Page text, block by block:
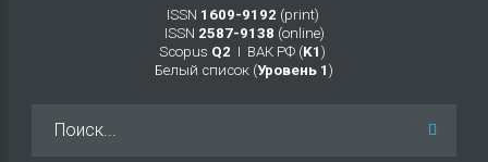
ISSN 1609-9192 (print)
ISSN 2587-9138 (online)
Scopus Q2 Ι ВАК РФ (K1 )
Белый список (Уровень 1 )